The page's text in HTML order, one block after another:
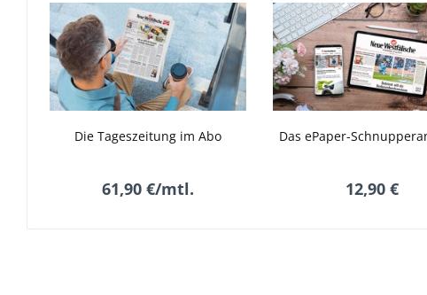
Die Tageszeitung im Abo
61,90 €/mtl.
Das ePaper-
12,90 €